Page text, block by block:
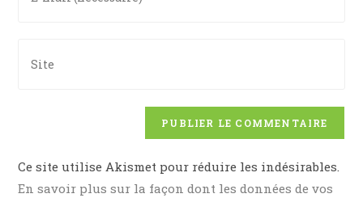
Ce site utilise Akismet pour réduire les indésirables.
En savoir plus sur la façon dont les données de vos